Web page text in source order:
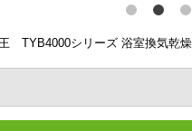
TYB4000シリーズ 浴室換気乾